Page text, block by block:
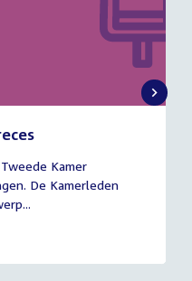
Kamer
De Kamerleden